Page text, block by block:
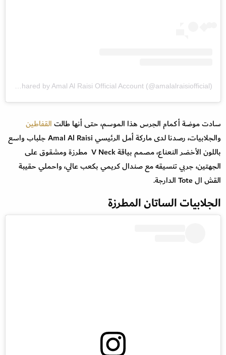
سادت موضة أكمام الجرس هذا الموسم، حتى أنها طالتالقفاطين
والجلابيات، رصدنا لدى ماركة أمل الرئيسي Amal Al Raisi جلباب واسع
باللون الأخضر النعناع، مصمم بياقة V Neck مطرزة ومشقوق على
الجهتين، جربي تنسيقه مع صندال كريمي بكعب عالي، واحملي حقيبة
القش ال Tote الدارجة.
الجلابيات الساتان المطرزة